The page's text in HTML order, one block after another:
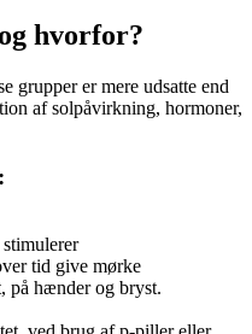
hvorfor?
grupper er mere udsatte end
af solpåvirkning, hormoner,
tid give mørke
på hænder og bryst.